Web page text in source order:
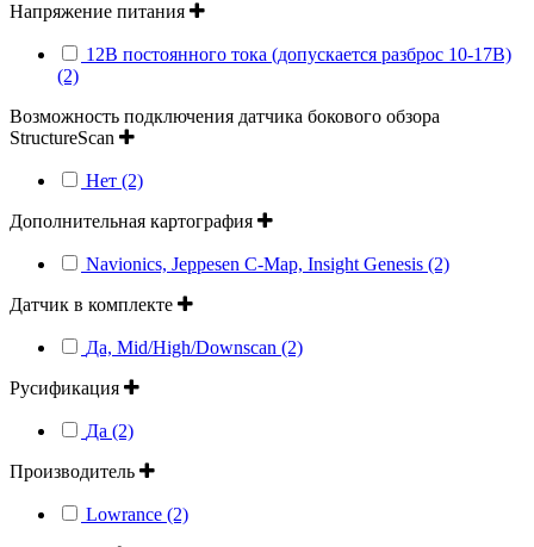
Напряжение питания
12В постоянного тока (допускается разброс 10-17В)
(2)
Возможность подключения датчика бокового обзора
StructureScan
Нет (2)
Дополнительная картография
Navionics, Jeppesen C-Map, Insight Genesis (2)
Датчик в комплекте
Да, Mid/High/Downscan (2)
Русификация
Да (2)
Производитель
Lowrance (2)